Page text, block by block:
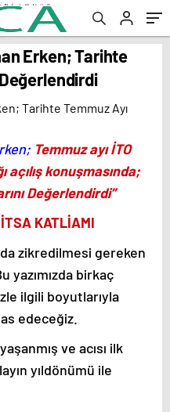
Erken; Tarihte
Değerlendirdi
Temmuz ayı İTO
açılış konuşmasında;
Değerlendirdi”
KATLİAMI
zikredilmesi gereken
yazımızda birkaç
ilgili boyutlarıyla
edeceğiz.
ve acısı ilk
yıldönümü ile